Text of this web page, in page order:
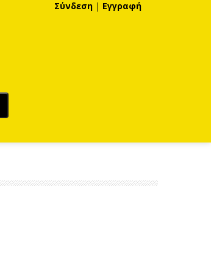
Σύνδεση | Εγγραφή